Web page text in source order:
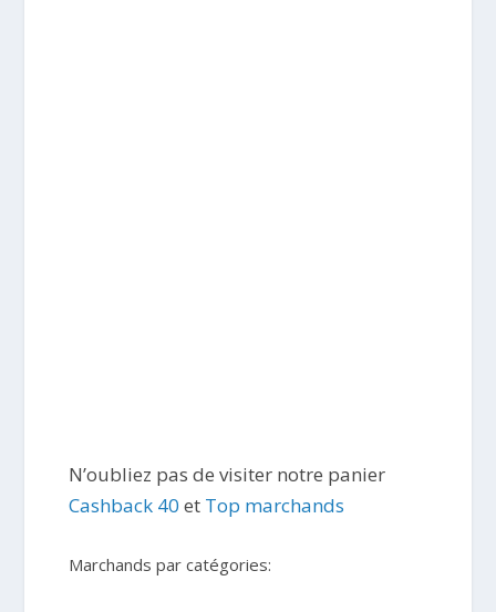
N’oubliez pas de visiter notre panier
Cashback 40 et Top marchands
Marchands par catégories: